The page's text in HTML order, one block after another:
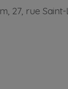
27, rue